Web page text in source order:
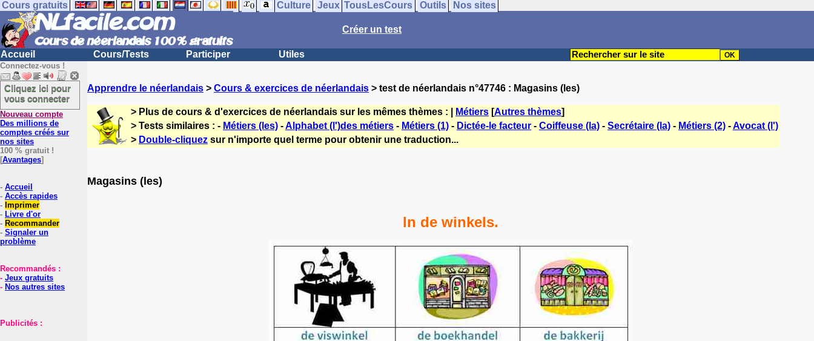
Cours gratuits Culture Jeux TousLesCours Outils Nos sites
Créer un test
Accueil Cours/Tests Participer Utiles
Connectez-vous !
Cliquez ici pour
vous connecter
Nouveau compte
Des millions de
comptes créés sur
nos sites
100 % gratuit !
[Avantages]
- Accueil
- Accès rapides
- Imprimer
- Livre d'or
- Recommander
- Signaler un
problème
Recommandés :
- Jeux gratuits
- Nos autres sites
Publicités :
Apprendre le néerlandais > Cours & exercices de néerlandais > test de néerlandais n°47746 : Magasins (les)
> Plus de cours & d'exercices de néerlandais sur les mêmes thèmes : | Métiers [Autres thèmes]
> Tests similaires : - Métiers (les) -Alphabet (l')des métiers - Métiers (1) - Dictée-le facteur - Coiffeuse (la) - Secrétaire (la) - Métiers (2) -Avocat (l')
> Double-cliquez sur n'importe quel terme pour obtenir une traduction...
Magasins (les)
In de winkels.